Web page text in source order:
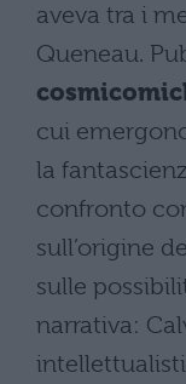
aveva tra i
Queneau.
cui
la
confronto
sull’origine
sulle
narrativa: